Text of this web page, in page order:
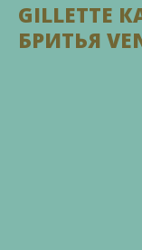
GILLETTE
БРИТЬЯ